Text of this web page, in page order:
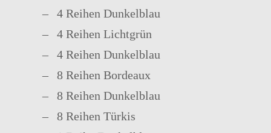
4 Reihen Dunkelblau
4 Reihen Lichtgrün
4 Reihen Dunkelblau
8 Reihen Bordeaux
8 Reihen Dunkelblau
8 Reihen Türkis